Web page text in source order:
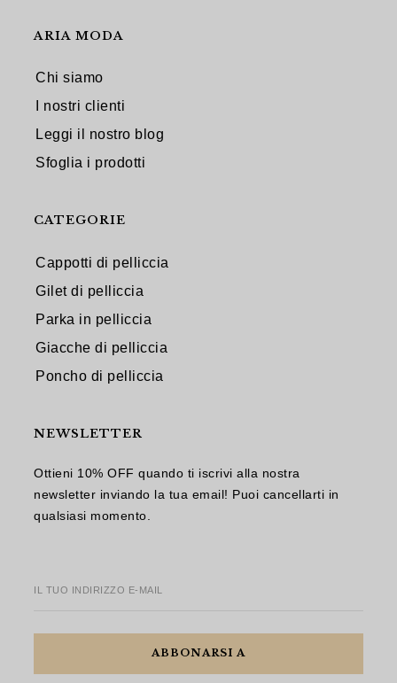
ARIA MODA
Chi siamo
I nostri clienti
Leggi il nostro blog
Sfoglia i prodotti
CATEGORIE
Cappotti di pelliccia
Gilet di pelliccia
Parka in pelliccia
Giacche di pelliccia
Poncho di pelliccia
NEWSLETTER
Ottieni 10% OFF quando ti iscrivi alla nostra
newsletter inviando la tua email! Puoi cancellarti in
qualsiasi momento.
IL TUO INDIRIZZO E-MAIL